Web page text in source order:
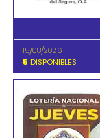
15/08/2026
5 DISPONIBLES